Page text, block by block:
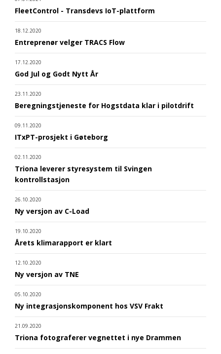
FleetControl - Transdevs IoT-plattform
18.12.2020
Entreprenør velger TRACS Flow
17.12.2020
God Jul og Godt Nytt År
23.11.2020
Beregningstjeneste for Hogstdata klar i pilotdrift
09.11.2020
ITxPT-prosjekt i Gøteborg
02.11.2020
Triona leverer styresystem til Svingen
kontrollstasjon
26.10.2020
Ny versjon av C-Load
19.10.2020
Årets klimarapport er klart
12.10.2020
Ny versjon av TNE
05.10.2020
Ny integrasjonskomponent hos VSV Frakt
21.09.2020
Triona fotograferer vegnettet i nye Drammen